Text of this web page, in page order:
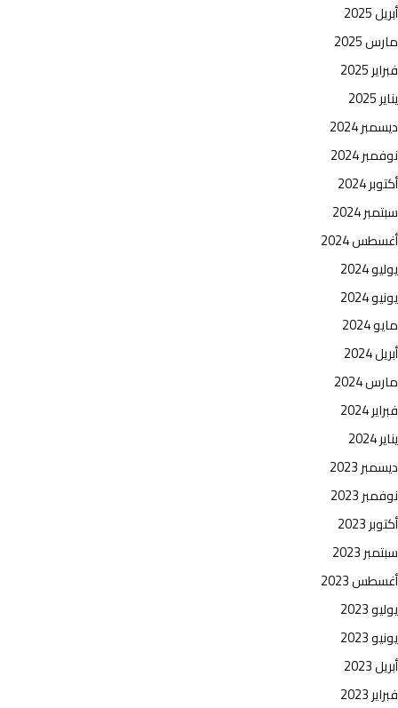
أبريل 2025
مارس 2025
فبراير 2025
يناير 2025
ديسمبر 2024
نوفمبر 2024
أكتوبر 2024
سبتمبر 2024
أغسطس 2024
يوليو 2024
يونيو 2024
مايو 2024
أبريل 2024
مارس 2024
فبراير 2024
يناير 2024
ديسمبر 2023
نوفمبر 2023
أكتوبر 2023
سبتمبر 2023
أغسطس 2023
يوليو 2023
يونيو 2023
أبريل 2023
فبراير 2023